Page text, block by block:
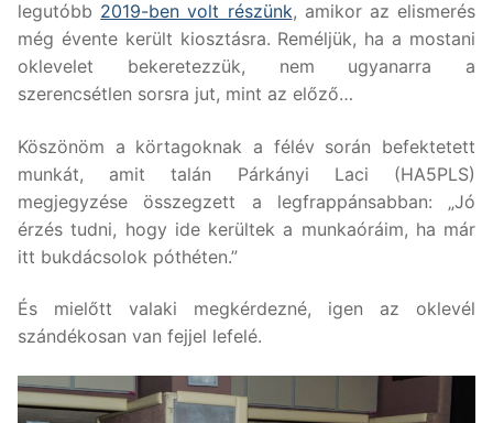
legutóbb 2019-ben volt részünk, amikor az elismerés
még évente került kiosztásra. Reméljük, ha a mostani
oklevelet bekeretezzük, nem ugyanarra a
szerencsétlen sorsra jut, mint az előző…
Köszönöm a körtagoknak a félév során befektetett
munkát, amit talán Párkányi Laci (HA5PLS)
megjegyzése összegzett a legfrappánsabban: „Jó
érzés tudni, hogy ide kerültek a munkaóráim, ha már
itt bukdácsolok póthéten.”
És mielőtt valaki megkérdezné, igen az oklevél
szándékosan van fejjel lefelé.